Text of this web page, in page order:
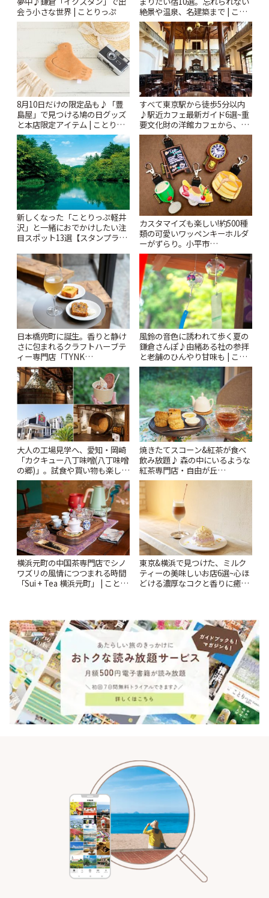
会う小さな世界 | ことりっぷ
絶景や温泉、名建築まで | こと
りっぷ
8月10日だけの限定品も♪「豊
島屋」で見つける鳩の日グッズ
と本店限定アイテム | ことりっ
ぷ
すべて東京駅から徒歩5分以内
♪駅近カフェ最新ガイド6選~重
要文化財の洋館カフェから、改
札すぐのレトロ喫茶まで~ | こと
りっぷ
新しくなった「ことりっぷ軽井
沢」と一緒におでかけしたい注
目スポット13選【スタンプラリ
カスタマイズも楽しい!約500種
類の可愛いワッペンキーホルダ
ーがずらり。小平市
「Kimamaya T&K」 | ことりっ
ぷ
日本橋兜町に誕生。香りと静け
さに包まれるクラフトハーブテ
ィー専門店「TYNK
Kabutocho」 | ことりっぷ
風鈴の音色に誘われて歩く夏の
鎌倉さんぽ♪由緒ある社の参拝
と老舗のひんやり甘味も | こと
りっぷ
大人の工場見学へ、愛知・岡崎
「カクキュー八丁味噌(八丁味噌
の郷)」。試食や買い物も楽しみ
♪ | ことりっぷ
焼きたてスコーン&紅茶が食べ
飲み放題♪ 森の中にいるような
紅茶専門店・自由が丘
「YOTSUBA TEA」でのんびり
時間 | ことりっぷ
横浜元町の中国茶専門店でシノ
ワズリの風情につつまれる時間
「Sui + Tea 横浜元町」 | ことり
東京&横浜で見つけた、ミルク
ティーの美味しいお店6選~心ほ
どける濃厚なコクと香りに癒や